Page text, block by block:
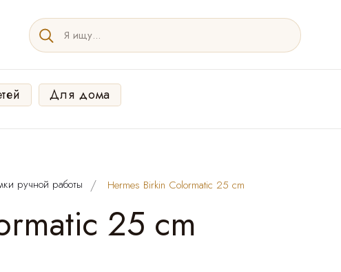
Для дома
ручной работы Hermes Birkin Colormatic 25 cm
25 cm